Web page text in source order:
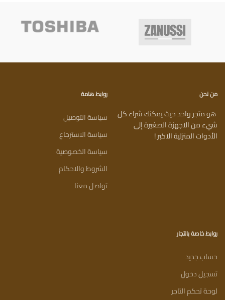
من نحن
هو متجر واحد حيث يمكنك شراء كل
شيء من الاجهزة الصغيرة إلى
الأدوات المنزلية الاكبر !
روابط هامة
سياسة التوصيل
سياسة الاسترجاع
سياسة الخصوصية
الشروط والاحكام
تواصل معنا
روابط خاصة بالتجار
حساب جديد
تسجيل دخول
لوحة تحكم التاجر